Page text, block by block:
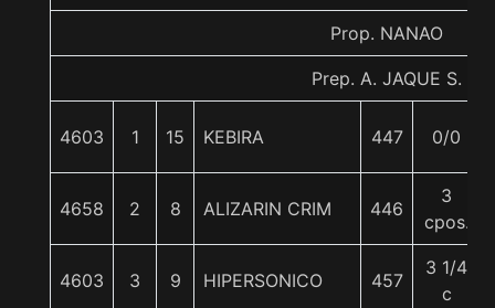
Prop. NANAO
Prep. A. JAQUE S.
4603 1 15 KEBIRA 447 0/0
4658 2 8 ALIZARIN CRIM 446
3
cpos.
4603 3 9 HIPERSONICO 457
3 1/4
c